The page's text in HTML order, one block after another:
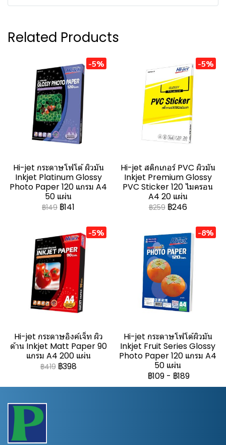
Related Products
-5%
Hi-jet กระดาษโฟโต้ ผิวมัน
Inkjet Platinum Glossy
Photo Paper 120 แกรม A4
50 แผ่น
฿149 ฿141
-5%
Hi-jet สติกเกอร์ PVC ผิวมัน
Inkjet Premium Glossy
PVC Sticker 120 ไมครอน
A4 20 แผ่น
฿259 ฿246
-5%
Hi-jet กระดาษอิงค์เจ็ท ผิว
ด้าน Inkjet Matt Paper 90
แกรม A4 200 แผ่น
฿419 ฿398
-8%
Hi-jet กระดาษโฟโต้ผิวมัน
Inkjet Fruit Series Glossy
Photo Paper 120 แกรม A4
50 แผ่น
฿109 - ฿189